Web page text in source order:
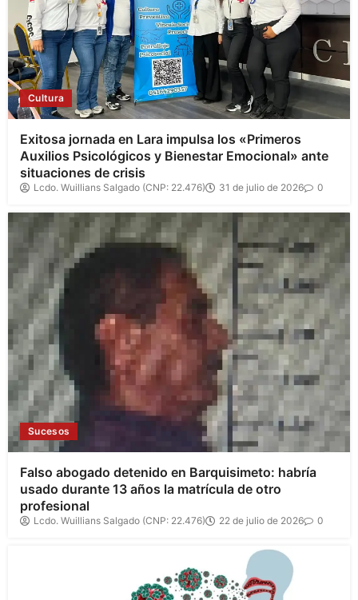
Cultura
Exitosa jornada en Lara impulsa los «Primeros
Auxilios Psicológicos y Bienestar Emocional» ante
situaciones de crisis
Lcdo. Wuillians Salgado (CNP: 22.476) 31 de julio de 2026 0
Sucesos
Falso abogado detenido en Barquisimeto: habría
usado durante 13 años la matrícula de otro
profesional
Lcdo. Wuillians Salgado (CNP: 22.476) 22 de julio de 2026 0